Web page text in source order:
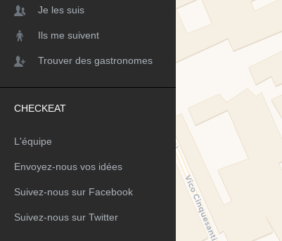
Je les suis
Ils me suivent
Trouver des gastronomes
CHECKEAT
L'équipe
Envoyez-nous vos idées
Suivez-nous sur Facebook
Suivez-nous sur Twitter